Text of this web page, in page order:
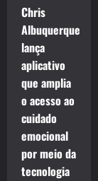
Chris
Albuquerque
lança
aplicativo
que amplia
o acesso ao
cuidado
emocional
por meio da
tecnologia